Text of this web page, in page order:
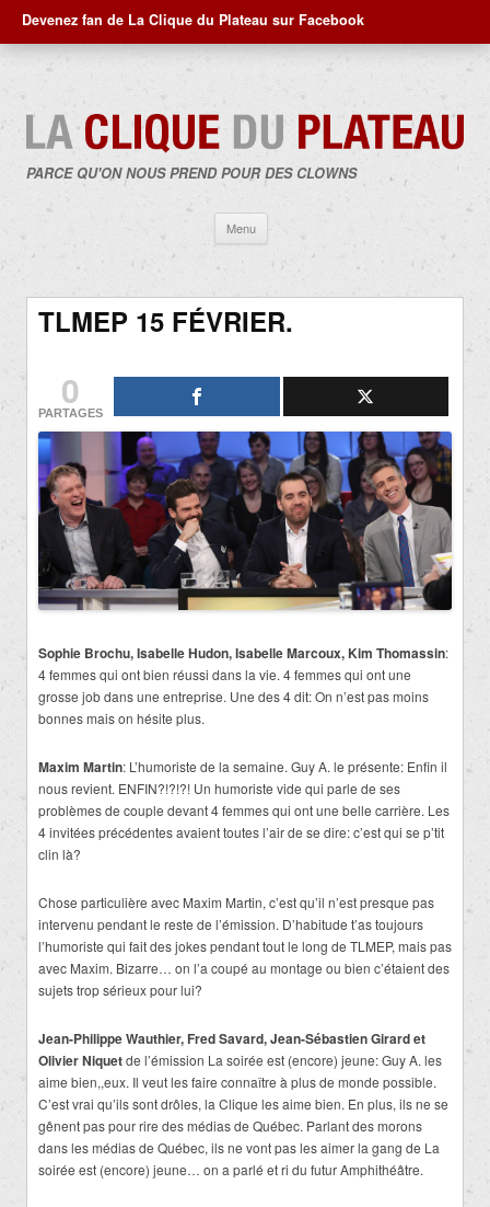
Devenez fan de La Clique du Plateau sur Facebook
PARCE QU'ON NOUS PREND POUR DES CLOWNS
Menu
contenu
TLMEP 15 FÉVRIER.
0
PARTAGES
Sophie Brochu, Isabelle Hudon, Isabelle Marcoux, Kim Thomassin:
4 femmes qui ont bien réussi dans la vie. 4 femmes qui ont une
grosse job dans une entreprise. Une des 4 dit: On n’est pas moins
bonnes mais on hésite plus.
Maxim Martin: L’humoriste de la semaine. Guy A. le présente: Enfin il
nous revient. ENFIN?!?!?! Un humoriste vide qui parle de ses
problèmes de couple devant 4 femmes qui ont une belle carrière. Les
4 invitées précédentes avaient toutes l’air de se dire: c’est qui se p’tit
clin là?
Chose particulière avec Maxim Martin, c’est qu’il n’est presque pas
intervenu pendant le reste de l’émission. D’habitude t’as toujours
l’humoriste qui fait des jokes pendant tout le long de TLMEP, mais pas
avec Maxim. Bizarre… on l’a coupé au montage ou bien c’étaient des
sujets trop sérieux pour lui?
Jean-Philippe Wauthier, Fred Savard, Jean-Sébastien Girard et
Olivier Niquetde l’émission La soirée est (encore) jeune: Guy A. les
aime bien,,eux. Il veut les faire connaître à plus de monde possible.
C’est vrai qu’ils sont drôles, la Clique les aime bien. En plus, ils ne se
gênent pas pour rire des médias de Québec. Parlant des morons
dans les médias de Québec, ils ne vont pas les aimer la gang de La
soirée est (encore) jeune… on a parlé et ri du futur Amphithéâtre.